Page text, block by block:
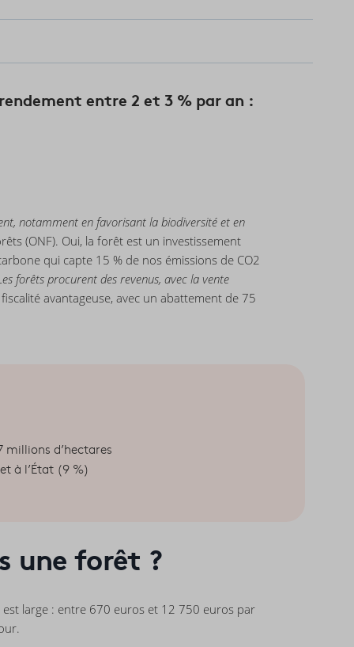
entre 2 et 3 % par an :
notamment en favorisant la biodiversité et en
(ONF). Oui, la forêt est un investissement
qui capte 15 % de nos émissions de CO2
forêts procurent des revenus, avec la vente
avantageuse, avec un abattement de 75
millions d’hectares
à l’État (9 %)
une forêt ?
est large : entre 670 euros et 12 750 euros par